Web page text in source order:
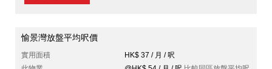
愉景灣放盤平均呎價
實用面積
HK$ 37 / 月 / 呎